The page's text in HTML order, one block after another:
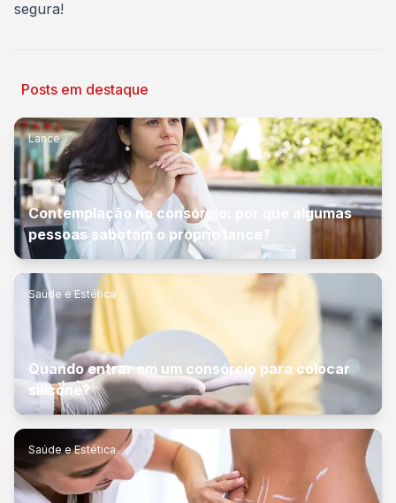
segura!
Posts em destaque
Lance
Contemplação no consórcio: por que algumas
pessoas sabotam o próprio lance?
Saúde e Estética
Quando entrar em um consórcio para colocar
silicone?
Saúde e Estética